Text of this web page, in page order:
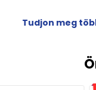
Tudjon meg